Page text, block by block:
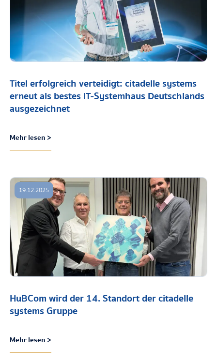
Titel erfolgreich verteidigt: citadelle systems
erneut als bestes IT-Systemhaus Deutschlands
ausgezeichnet
Mehr lesen >
HuBCom wird der 14. Standort der citadelle
systems Gruppe
Mehr lesen >
19.12.2025